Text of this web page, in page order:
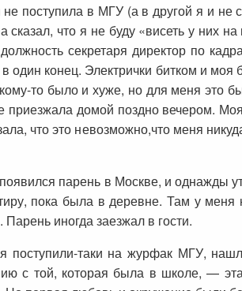
поступила в МГУ (а в другой я и
сказал, что я не буду «висеть у них
секретаря директор по
один конец. Электрички битком и
то было и хуже, но для меня это
приезжала домой поздно вечером.
что это невозможно,что меня
парень в Москве, и однажды
пока была в деревне. Там у
иногда заезжал в гости.
таки на журфак МГУ,
с той, которая была в школе, —